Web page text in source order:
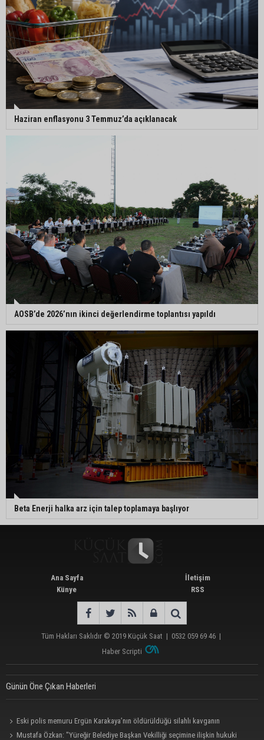
Haziran enflasyonu 3 Temmuz’da açıklanacak
AOSB’de 2026’nın ikinci değerlendirme toplantısı yapıldı
Beta Enerji halka arz için talep toplamaya başlıyor
Ana Sayfa
Künye
İletişim
RSS
Tüm Hakları Saklıdır © 2019 Küçük Saat | 0532 059 69 46 |
Haber Scripti
Günün Öne Çıkan Haberleri
Eski polis memuru Ergün Karakaya’nın öldürüldüğü silahlı kavganın
görüntüleri ortaya çıktı
Mustafa Özkan: "Yüreğir Belediye Başkan Vekilliği seçimine ilişkin hukuki